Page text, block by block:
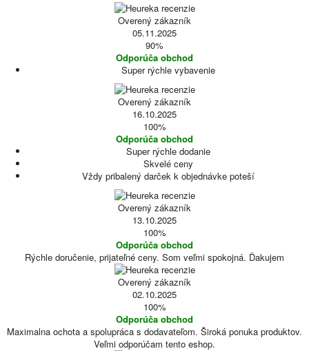
Overený zákazník
05.11.2025
90%
Odporúča obchod
Super rýchle vybavenie
Overený zákazník
16.10.2025
100%
Odporúča obchod
Super rýchle dodanie
Skvelé ceny
Vždy pribalený darček k objednávke poteší
Overený zákazník
13.10.2025
100%
Odporúča obchod
Rýchle doručenie, prijateľné ceny. Som veľmi spokojná. Ďakujem
Overený zákazník
02.10.2025
100%
Odporúča obchod
Maximalna ochota a spolupráca s dodavateľom. Široká ponuka produktov.
Veľmi odporúčam tento eshop.